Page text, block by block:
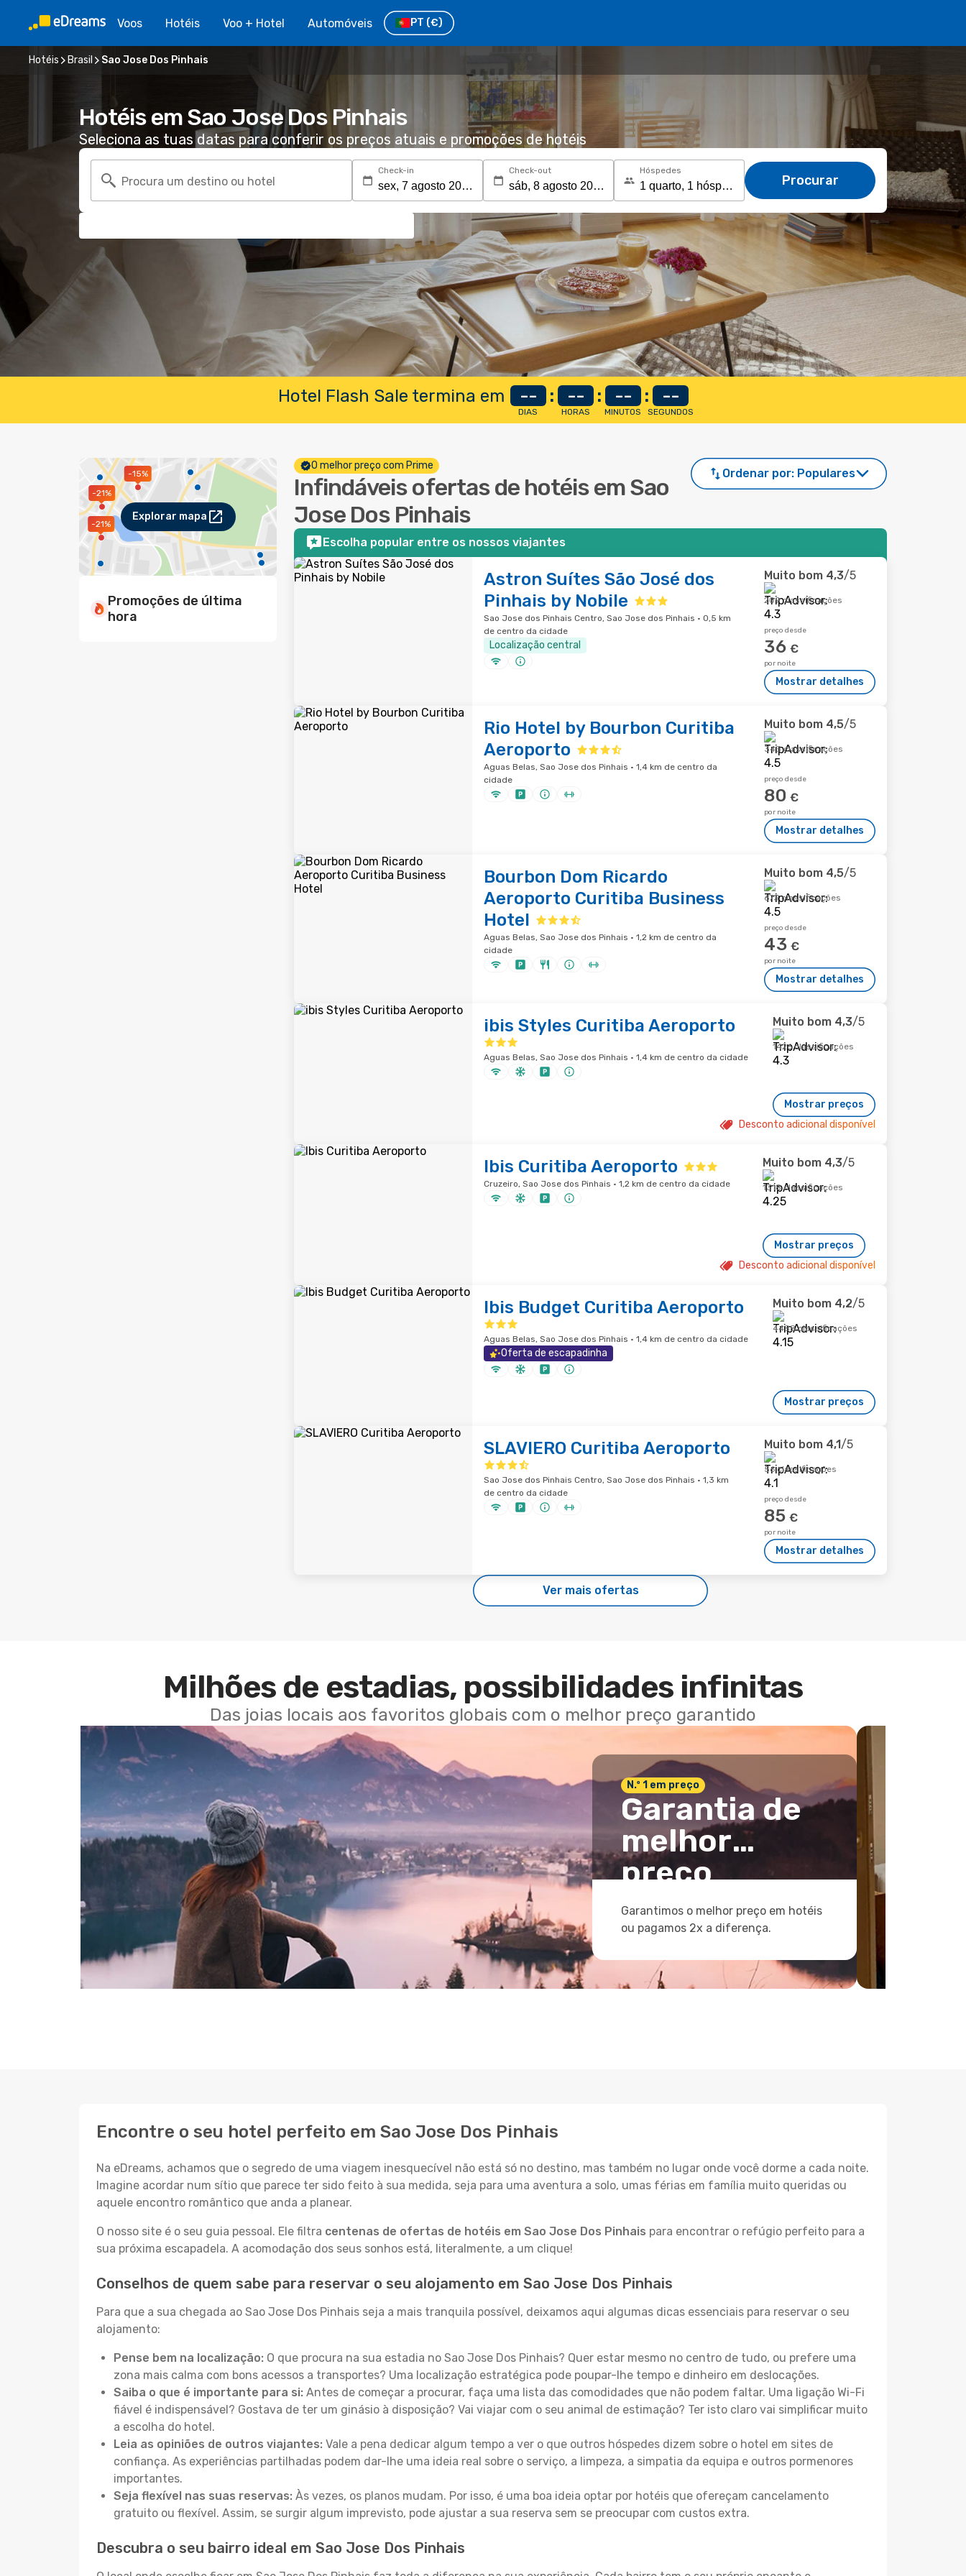
Voos Hotéis Voo + Hotel Automóveis PT (€)
Hotéis Brasil Sao Jose Dos Pinhais
Hotéis em Sao Jose Dos Pinhais
Seleciona as tuas datas para conferir os preços atuais e promoções de hotéis
Procura um destino ou hotel
Check-in Check-out Hóspedes
Procurar
Hotel Flash Sale termina em --
DIAS
: --
HORAS
: --
MINUTOS
: --
SEGUNDOS
-21%
-21%
-15%
Explorar mapa
Promoções de última
hora
O melhor preço com Prime
Infindáveis ofertas de hotéis em Sao
Jose Dos Pinhais
Ordenar por: Populares
Escolha popular entre os nossos viajantes
Astron Suítes São José dos
Pinhais by Nobile
Sao Jose dos Pinhais Centro, Sao Jose dos Pinhais · 0,5 km
de centro da cidade
Localização central
Muito bom 4,3/5
209 classificações
preço desde
36 €
por noite
Mostrar detalhes
Rio Hotel by Bourbon Curitiba
Aeroporto
Aguas Belas, Sao Jose dos Pinhais · 1,4 km de centro da
cidade
Muito bom 4,5/5
343 classificações
preço desde
80 €
por noite
Mostrar detalhes
Bourbon Dom Ricardo
Aeroporto Curitiba Business
Hotel
Aguas Belas, Sao Jose dos Pinhais · 1,2 km de centro da
cidade
Muito bom 4,5/5
673 classificações
preço desde
43 €
por noite
Mostrar detalhes
ibis Styles Curitiba Aeroporto
Aguas Belas, Sao Jose dos Pinhais · 1,4 km de centro da cidade
Muito bom 4,3/5
1426 classificações
Mostrar preços
Desconto adicional disponível
Ibis Curitiba Aeroporto
Cruzeiro, Sao Jose dos Pinhais · 1,2 km de centro da cidade
Muito bom 4,3/5
1318 classificações
Mostrar preços
Desconto adicional disponível
Ibis Budget Curitiba Aeroporto
Aguas Belas, Sao Jose dos Pinhais · 1,4 km de centro da cidade
Oferta de escapadinha
Muito bom 4,2/5
4488 classificações
Mostrar preços
SLAVIERO Curitiba Aeroporto
Sao Jose dos Pinhais Centro, Sao Jose dos Pinhais · 1,3 km
de centro da cidade
Muito bom 4,1/5
56 classificações
preço desde
85 €
por noite
Mostrar detalhes
Ver mais ofertas
Milhões de estadias, possibilidades infinitas
Das joias locais aos favoritos globais com o melhor preço garantido
N.º 1 em preço
Garantia de
melhor
preço
Garantimos o melhor preço em hotéis
ou pagamos 2x a diferença.
Encontre o seu hotel perfeito em Sao Jose Dos Pinhais
Na eDreams, achamos que o segredo de uma viagem inesquecível não está só no destino, mas também no lugar onde você dorme a cada noite.
Imagine acordar num sítio que parece ter sido feito à sua medida, seja para uma aventura a solo, umas férias em família muito queridas ou
aquele encontro romântico que anda a planear.
O nosso site é o seu guia pessoal. Ele filtra centenas de ofertas de hotéis em Sao Jose Dos Pinhais para encontrar o refúgio perfeito para a
sua próxima escapadela. A acomodação dos seus sonhos está, literalmente, a um clique!
Conselhos de quem sabe para reservar o seu alojamento em Sao Jose Dos Pinhais
Para que a sua chegada ao Sao Jose Dos Pinhais seja a mais tranquila possível, deixamos aqui algumas dicas essenciais para reservar o seu
alojamento:
Pense bem na localização: O que procura na sua estadia no Sao Jose Dos Pinhais? Quer estar mesmo no centro de tudo, ou prefere uma
zona mais calma com bons acessos a transportes? Uma localização estratégica pode poupar-lhe tempo e dinheiro em deslocações.
Saiba o que é importante para si: Antes de começar a procurar, faça uma lista das comodidades que não podem faltar. Uma ligação Wi-Fi
fiável é indispensável? Gostava de ter um ginásio à disposição? Vai viajar com o seu animal de estimação? Ter isto claro vai simplificar muito
a escolha do hotel.
Leia as opiniões de outros viajantes: Vale a pena dedicar algum tempo a ver o que outros hóspedes dizem sobre o hotel em sites de
confiança. As experiências partilhadas podem dar-lhe uma ideia real sobre o serviço, a limpeza, a simpatia da equipa e outros pormenores
importantes.
Seja flexível nas suas reservas: Às vezes, os planos mudam. Por isso, é uma boa ideia optar por hotéis que ofereçam cancelamento
gratuito ou flexível. Assim, se surgir algum imprevisto, pode ajustar a sua reserva sem se preocupar com custos extra.
Descubra o seu bairro ideal em Sao Jose Dos Pinhais